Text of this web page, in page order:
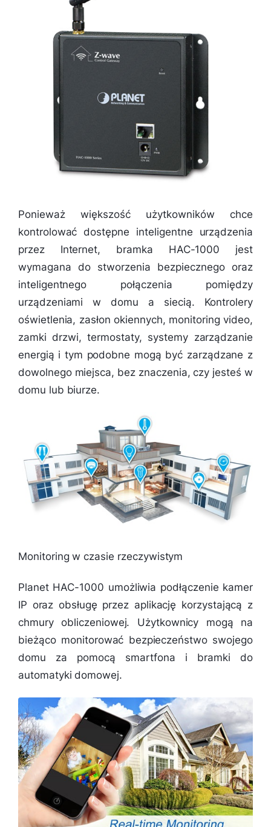
Ponieważ większość użytkowników chce
kontrolować dostępne inteligentne urządzenia
przez Internet, bramka HAC-1000 jest
wymagana do stworzenia bezpiecznego oraz
inteligentnego połączenia pomiędzy
urządzeniami w domu a siecią. Kontrolery
oświetlenia, zasłon okiennych, monitoring video,
zamki drzwi, termostaty, systemy zarządzanie
energią i tym podobne mogą być zarządzane z
dowolnego miejsca, bez znaczenia, czy jesteś w
domu lub biurze.
Monitoring w czasie rzeczywistym
Planet HAC-1000 umożliwia podłączenie kamer
IP oraz obsługę przez aplikację korzystającą z
chmury obliczeniowej. Użytkownicy mogą na
bieżąco monitorować bezpieczeństwo swojego
domu za pomocą smartfona i bramki do
automatyki domowej.